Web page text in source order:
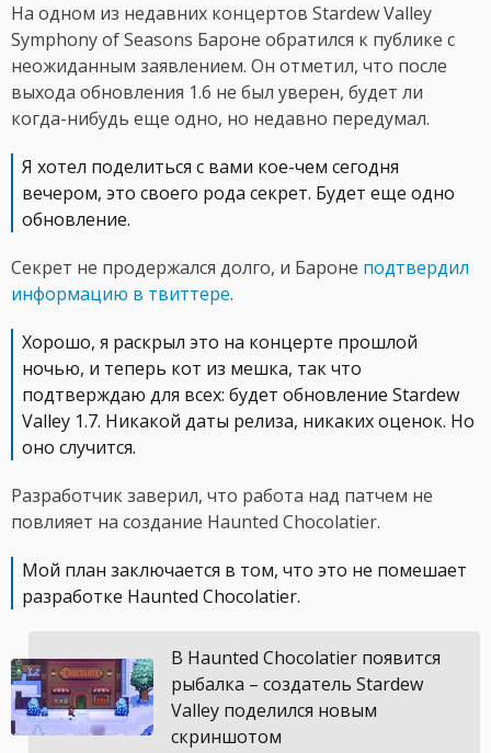
На одном из недавних концертов Stardew Valley
Symphony of Seasons Бароне обратился к публике с
неожиданным заявлением. Он отметил, что после
выхода обновления 1.6 не был уверен, будет ли
когда-нибудь еще одно, но недавно передумал.
Я хотел поделиться с вами кое-чем сегодня
вечером, это своего рода секрет. Будет еще одно
обновление.
Секрет не продержался долго, и Бароне подтвердил
информацию в твиттере.
Хорошо, я раскрыл это на концерте прошлой
ночью, и теперь кот из мешка, так что
подтверждаю для всех: будет обновление Stardew
Valley 1.7. Никакой даты релиза, никаких оценок. Но
оно случится.
Разработчик заверил, что работа над патчем не
повлияет на создание Haunted Chocolatier.
Мой план заключается в том, что это не помешает
разработке Haunted Chocolatier.
В Haunted Chocolatier появится
рыбалка – создатель Stardew
Valley поделился новым
скриншотом